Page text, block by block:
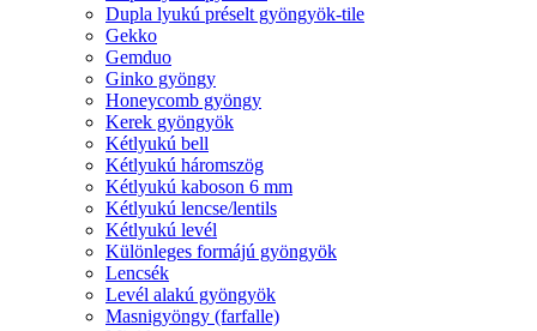
Dupla lyukú préselt gyöngyök-tile
Gekko
Gemduo
Ginko gyöngy
Honeycomb gyöngy
Kerek gyöngyök
Kétlyukú bell
Kétlyukú háromszög
Kétlyukú kaboson 6 mm
Kétlyukú lencse/lentils
Kétlyukú levél
Különleges formájú gyöngyök
Lencsék
Levél alakú gyöngyök
Masnigyöngy (farfalle)